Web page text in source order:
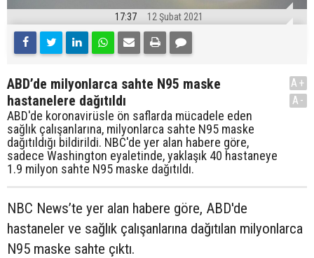
17:37 12 Şubat 2021
ABD’de milyonlarca sahte N95 maske
hastanelere dağıtıldı
ABD'de koronavirüsle ön saflarda mücadele eden
sağlık çalışanlarına, milyonlarca sahte N95 maske
dağıtıldığı bildirildi. NBC'de yer alan habere göre,
sadece Washington eyaletinde, yaklaşık 40 hastaneye
1.9 milyon sahte N95 maske dağıtıldı.
A+
A-
NBC News’te yer alan habere göre, ABD'de
hastaneler ve sağlık çalışanlarına dağıtılan milyonlarca
N95 maske sahte çıktı.